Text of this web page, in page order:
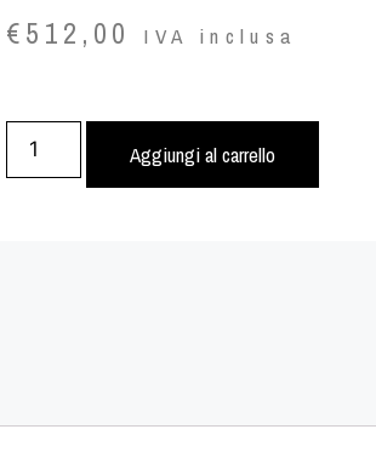
€512,00 IVA inclusa
Aggiungi al carrello